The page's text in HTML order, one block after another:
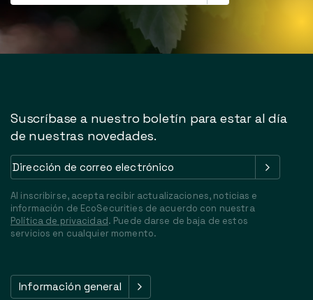
Suscríbase a nuestro boletín para estar al día
de nuestras novedades.
Dirección
de
electrónico(Obligatorio)
Al inscribirse, acepta recibir actualizaciones, noticias e
información de EcoSecurities de acuerdo con nuestra
Política de privacidad. Puede darse de baja de estos
servicios en cualquier momento.
Información general